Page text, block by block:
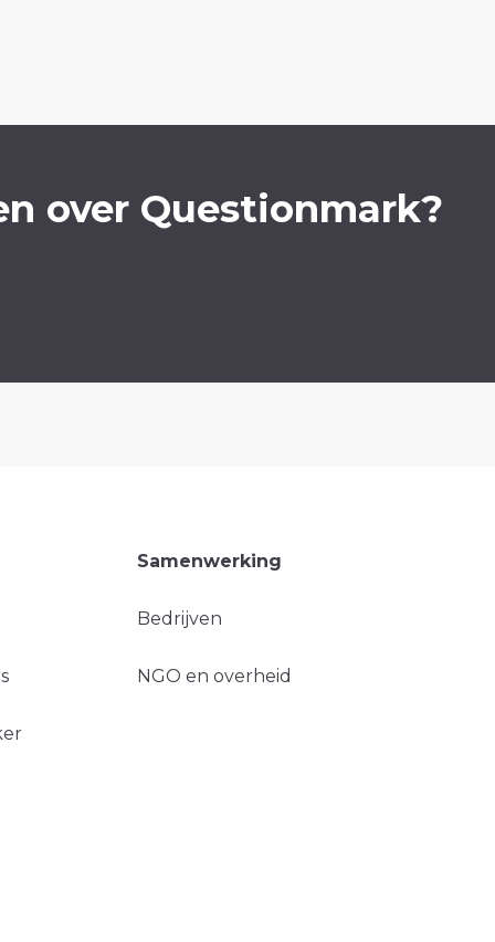
over Questionmark?
Samenwerking
Bedrijven
NGO en overheid